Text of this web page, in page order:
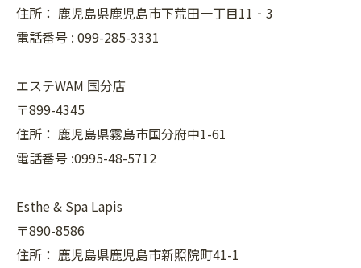
住所： 鹿児島県鹿児島市下荒田一丁目11‐3
電話番号 : 099-285-3331
エステWAM 国分店
〒899-4345
住所： 鹿児島県霧島市国分府中1-61
電話番号 :0995-48-5712
Esthe & Spa Lapis
〒890-8586
住所： 鹿児島県鹿児島市新照院町41-1